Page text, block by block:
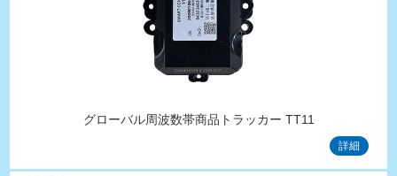
グローバル周波数帯商品トラッカー TT11
詳細